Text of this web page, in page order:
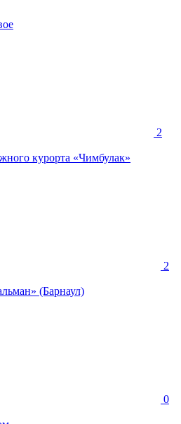
2
курорта «Чимбулак»
2
(Барнаул)
0